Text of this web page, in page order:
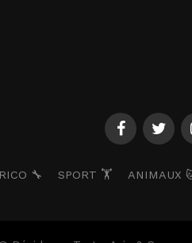
🔧 SPORT 🏋️ ANIMAUX